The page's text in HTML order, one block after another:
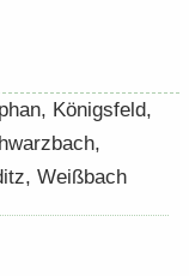
Kö­nigs­feld,
Weiß­bach